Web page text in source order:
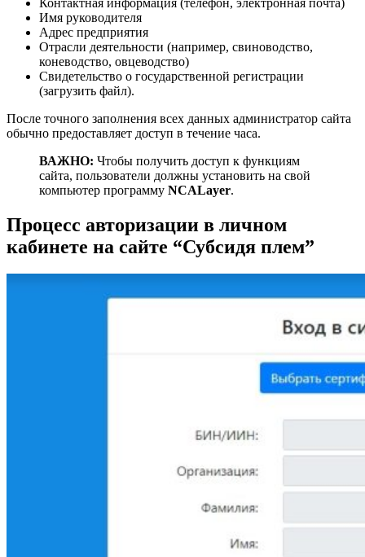
Имя руководителя
Адрес предприятия
Отрасли деятельности (например, свиноводство,
коневодство, овцеводство)
Свидетельство о государственной регистрации
(загрузить файл).
После точного заполнения всех данных администратор сайта
обычно предоставляет доступ в течение часа.
ВАЖНО: Чтобы получить доступ к функциям
сайта, пользователи должны установить на свой
компьютер программу NCALayer.
Процесс авторизации в личном
кабинете на сайте “Субсидя плем”